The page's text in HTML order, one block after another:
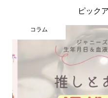
ピック
コラム